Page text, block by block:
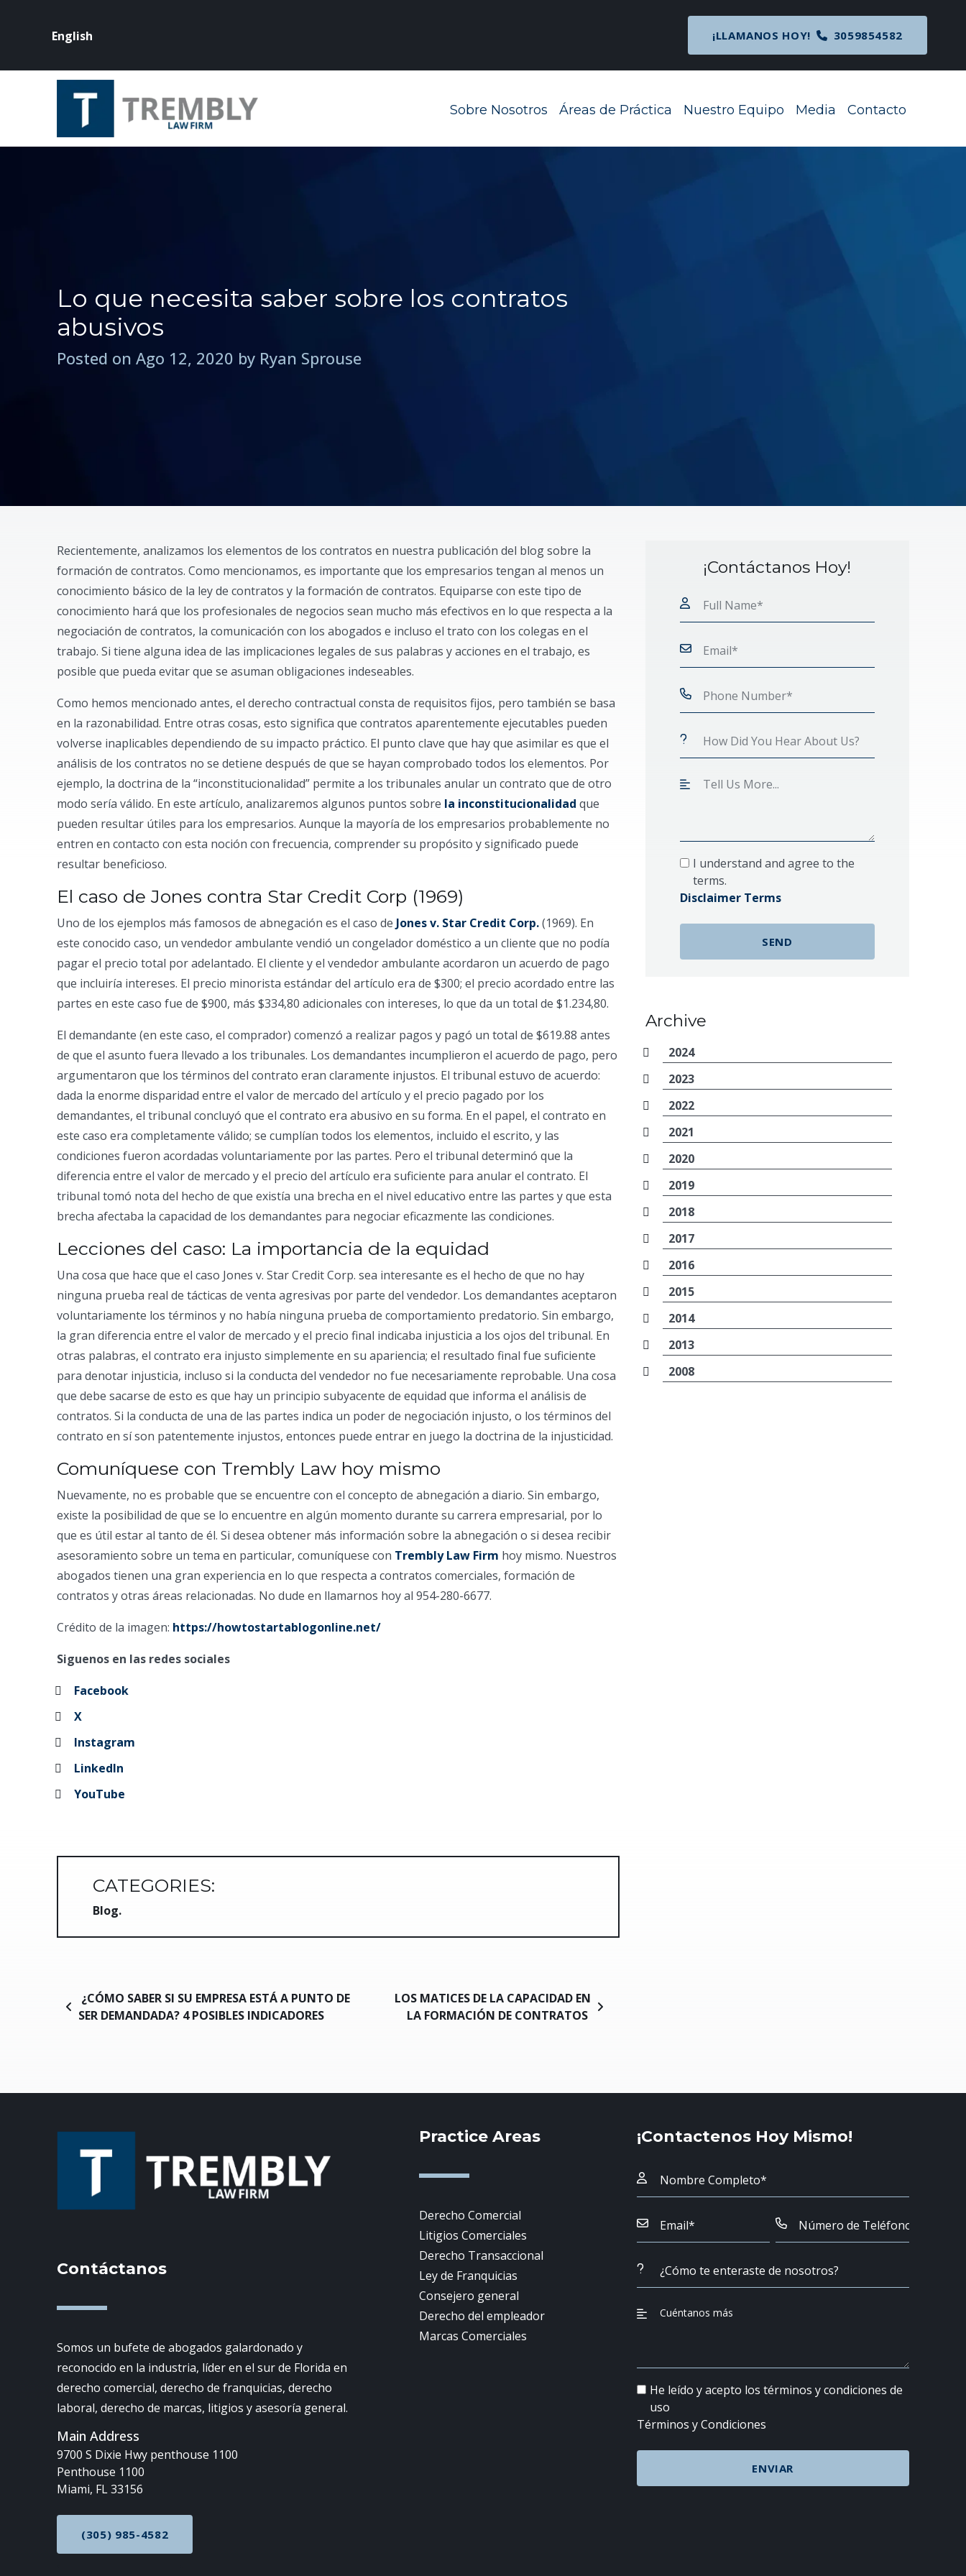
English ¡LLAMANOS HOY! 3059854582
Sobre Nosotros Áreas de Práctica Toggle Menu
Nuestro Equipo Toggle Menu
Media Toggle Menu
Contacto
Lo que necesita saber sobre los contratos
abusivos
Posted on Ago 12, 2020 by Ryan Sprouse
Recientemente, analizamos los elementos de los contratos en nuestra publicación del blog sobre la
formación de contratos. Como mencionamos, es importante que los empresarios tengan al menos un
conocimiento básico de la ley de contratos y la formación de contratos. Equiparse con este tipo de
conocimiento hará que los profesionales de negocios sean mucho más efectivos en lo que respecta a la
negociación de contratos, la comunicación con los abogados e incluso el trato con los colegas en el
trabajo. Si tiene alguna idea de las implicaciones legales de sus palabras y acciones en el trabajo, es
posible que pueda evitar que se asuman obligaciones indeseables.
Como hemos mencionado antes, el derecho contractual consta de requisitos fijos, pero también se basa
en la razonabilidad. Entre otras cosas, esto significa que contratos aparentemente ejecutables pueden
volverse inaplicables dependiendo de su impacto práctico. El punto clave que hay que asimilar es que el
análisis de los contratos no se detiene después de que se hayan comprobado todos los elementos. Por
ejemplo, la doctrina de la “inconstitucionalidad” permite a los tribunales anular un contrato que de otro
modo sería válido. En este artículo, analizaremos algunos puntos sobre la inconstitucionalidad que
pueden resultar útiles para los empresarios. Aunque la mayoría de los empresarios probablemente no
entren en contacto con esta noción con frecuencia, comprender su propósito y significado puede
resultar beneficioso.
El caso de Jones contra Star Credit Corp (1969)
Uno de los ejemplos más famosos de abnegación es el caso de Jones v. Star Credit Corp.(1969). En
este conocido caso, un vendedor ambulante vendió un congelador doméstico a un cliente que no podía
pagar el precio total por adelantado. El cliente y el vendedor ambulante acordaron un acuerdo de pago
que incluiría intereses. El precio minorista estándar del artículo era de $300; el precio acordado entre las
partes en este caso fue de $900, más $334,80 adicionales con intereses, lo que da un total de $1.234,80.
El demandante (en este caso, el comprador) comenzó a realizar pagos y pagó un total de $619.88 antes
de que el asunto fuera llevado a los tribunales. Los demandantes incumplieron el acuerdo de pago, pero
argumentaron que los términos del contrato eran claramente injustos. El tribunal estuvo de acuerdo:
dada la enorme disparidad entre el valor de mercado del artículo y el precio pagado por los
demandantes, el tribunal concluyó que el contrato era abusivo en su forma. En el papel, el contrato en
este caso era completamente válido; se cumplían todos los elementos, incluido el escrito, y las
condiciones fueron acordadas voluntariamente por las partes. Pero el tribunal determinó que la
diferencia entre el valor de mercado y el precio del artículo era suficiente para anular el contrato. El
tribunal tomó nota del hecho de que existía una brecha en el nivel educativo entre las partes y que esta
brecha afectaba la capacidad de los demandantes para negociar eficazmente las condiciones.
Lecciones del caso: La importancia de la equidad
Una cosa que hace que el caso Jones v. Star Credit Corp. sea interesante es el hecho de que no hay
ninguna prueba real de tácticas de venta agresivas por parte del vendedor. Los demandantes aceptaron
voluntariamente los términos y no había ninguna prueba de comportamiento predatorio. Sin embargo,
la gran diferencia entre el valor de mercado y el precio final indicaba injusticia a los ojos del tribunal. En
otras palabras, el contrato era injusto simplemente en su apariencia; el resultado final fue suficiente
para denotar injusticia, incluso si la conducta del vendedor no fue necesariamente reprobable. Una cosa
que debe sacarse de esto es que hay un principio subyacente de equidad que informa el análisis de
contratos. Si la conducta de una de las partes indica un poder de negociación injusto, o los términos del
contrato en sí son patentemente injustos, entonces puede entrar en juego la doctrina de la injusticidad.
Comuníquese con Trembly Law hoy mismo
Nuevamente, no es probable que se encuentre con el concepto de abnegación a diario. Sin embargo,
existe la posibilidad de que se lo encuentre en algún momento durante su carrera empresarial, por lo
que es útil estar al tanto de él. Si desea obtener más información sobre la abnegación o si desea recibir
asesoramiento sobre un tema en particular, comuníquese con Trembly Law Firm hoy mismo. Nuestros
abogados tienen una gran experiencia en lo que respecta a contratos comerciales, formación de
contratos y otras áreas relacionadas. No dude en llamarnos hoy al 954-280-6677.
Crédito de la imagen: https://howtostartablogonline.net/
Siguenos en las redes sociales
Facebook
X
Instagram
LinkedIn
YouTube
CATEGORIES:
Blog
Navegación de entradas
¿CÓMO SABER SI SU EMPRESA ESTÁ A PUNTO DE
SER DEMANDADA? 4 POSIBLES INDICADORES
LOS MATICES DE LA CAPACIDAD EN
LA FORMACIÓN DE CONTRATOS
¡Contáctanos Hoy!
I understand and agree to the
terms.
Disclaimer Terms
Archive
2024
2023
2022
2021
2020
2019
2018
2017
2016
2015
2014
2013
2008
Contáctanos
Somos un bufete de abogados galardonado y
reconocido en la industria, líder en el sur de Florida en
derecho comercial, derecho de franquicias, derecho
laboral, derecho de marcas, litigios y asesoría general.
Main Address
9700 S Dixie Hwy penthouse 1100
Penthouse 1100
Miami, FL 33156
CALL NOW AT
(305) 985-4582
Practice Areas
Derecho Comercial
Litigios Comerciales
Derecho Transaccional
Ley de Franquicias
Consejero general
Derecho del empleador
Marcas Comerciales
¡Contactenos Hoy Mismo!
He leído y acepto los términos y condiciones de
uso
Términos y Condiciones